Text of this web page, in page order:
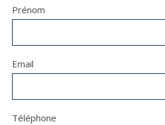
Prénom
Email
Téléphone